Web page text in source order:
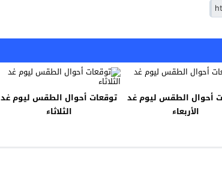
أحوال الطقس ليوم غد
الأربعاء
توقعات أحوال الطقس ليوم غد
الثلاثاء